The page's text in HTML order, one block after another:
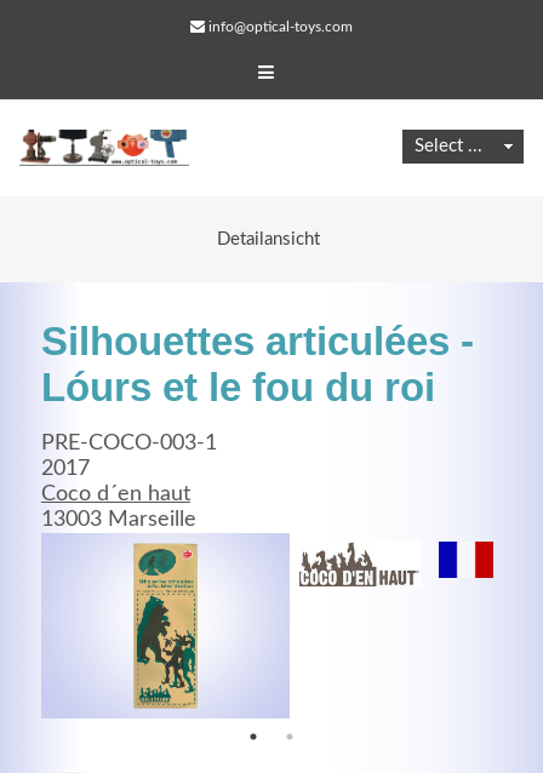
info@optical-toys.com
Detailansicht
Silhouettes articulées -
Lóurs et le fou du roi
PRE-COCO-003-1
2017
Coco d´en haut
13003 Marseille
Web Projects
Lorem ipsum dolor sit amet, consectetuer adipiscing
elit. Aenean commodo ligula eget dolor.
MEHR INFOS